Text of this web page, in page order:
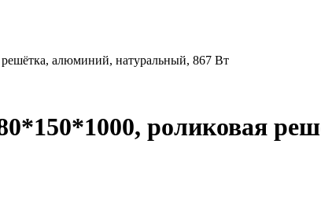
алюминий, натуральный, 867 Вт
роликовая